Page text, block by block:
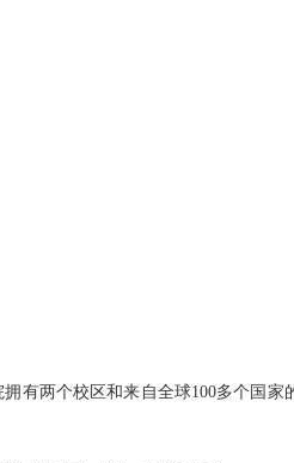
有两个校区和来自全球100多个国家